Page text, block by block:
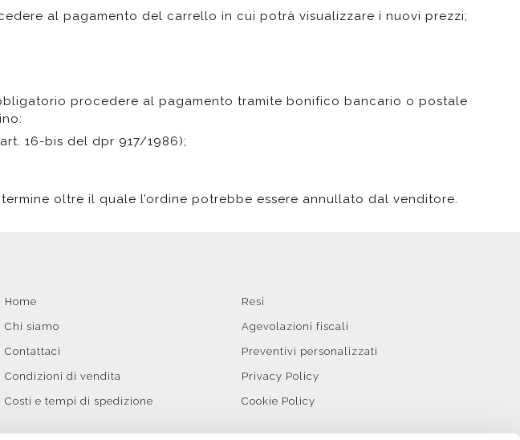
al pagamento del carrello in cui potrà visualizzare i nuovi prezzi;
procedere al pagamento tramite bonifico bancario o postale
16-bis del dpr 917/1986);
oltre il quale l’ordine potrebbe essere annullato dal venditore.
Home
Chi siamo
Contattaci
Condizioni di vendita
Costi e tempi di spedizione
Resi
Agevolazioni fiscali
Preventivi personalizzati
Privacy Policy
Cookie Policy